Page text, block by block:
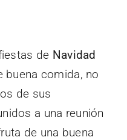
de Navidad
buena comida, no
de sus
a una reunión
de una buena